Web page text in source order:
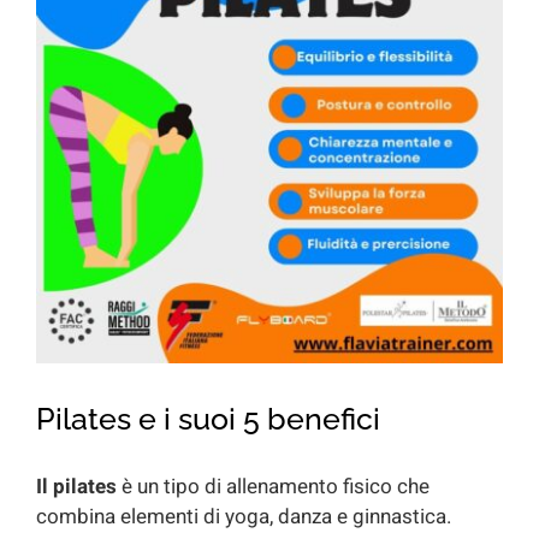
for:
Pilates e i suoi 5 benefici
Il pilates è un tipo di allenamento fisico che
combina elementi di yoga, danza e ginnastica.